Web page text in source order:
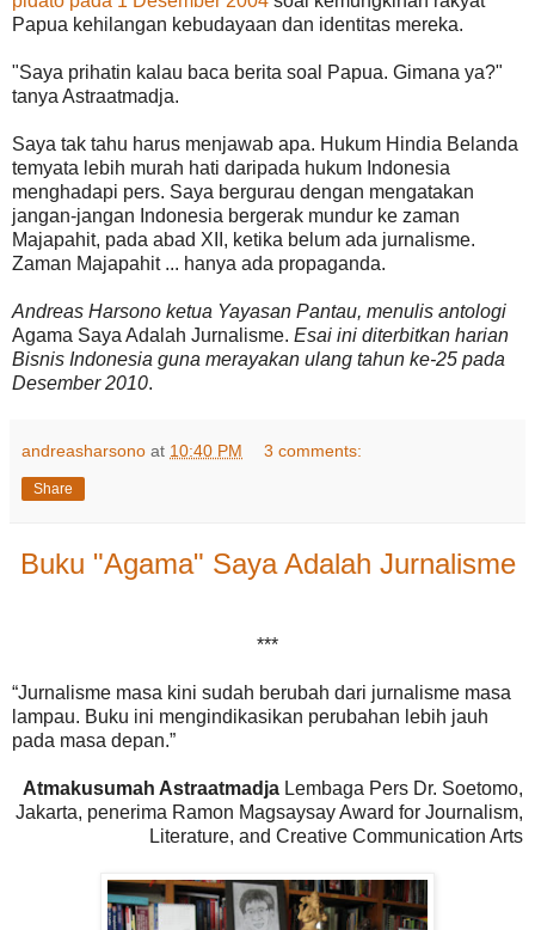
Papua kehilangan kebudayaan dan identitas mereka.
"Saya prihatin kalau baca berita soal Papua. Gimana ya?"
tanya Astraatmadja.
Saya tak tahu harus menjawab apa. Hukum Hindia Belanda
temyata lebih murah hati daripada hukum Indonesia
menghadapi pers. Saya bergurau dengan mengatakan
jangan-jangan Indonesia bergerak mundur ke zaman
Majapahit, pada abad XII, ketika belum ada jurnalisme.
Zaman Majapahit ... hanya ada propaganda.
Andreas Harsono ketua Yayasan Pantau, menulis antologi
Agama Saya Adalah Jurnalisme. Esai ini diterbitkan harian
Bisnis Indonesia guna merayakan ulang tahun ke-25 pada
Desember 2010.
andreasharsono at 10:40 PM 3 comments:
Share
Buku "Agama" Saya Adalah Jurnalisme
***
“Jurnalisme masa kini sudah berubah dari jurnalisme masa
lampau. Buku ini mengindikasikan perubahan lebih jauh
pada masa depan.”
Atmakusumah Astraatmadja Lembaga Pers Dr. Soetomo,
Jakarta, penerima Ramon Magsaysay Award for Journalism,
Literature, and Creative Communication Arts